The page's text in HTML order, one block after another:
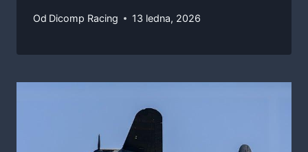
Od Dicomp Racing 13 ledna, 2026